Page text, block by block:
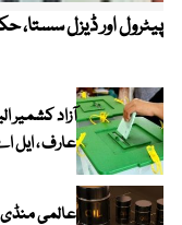
پیٹرول اور ڈیزل سستا،
عارف ، ایل اے 28 میں پیپلز پارٹی کے بازل
عالمی منڈی